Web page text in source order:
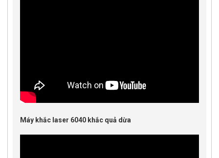
Máy khắc laser 6040 khắc quả dừa